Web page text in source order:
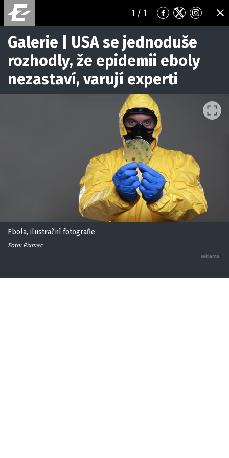
1 / 1
Přejít
na
Facebook
Přejít
na
Twitter
Přejít
na
Galerie | USA se jednoduše
rozhodly, že epidemii eboly
nezastaví, varují experti
Ebola, ilustrační fotografie
Foto: Pixmac